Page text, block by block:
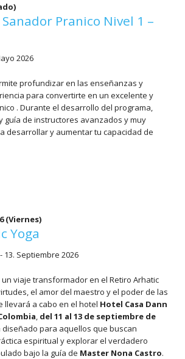
Pranico Nivel 1 –
2026
profundizar en las enseñanzas y
para convertirte en un excelente y
. Durante el desarrollo del programa,
guía de instructores avanzados y muy
desarrollar y aumentar tu capacidad de
(Viernes)
Yoga
13. Septiembre 2026
viaje transformador en el Retiro Arhatic
el amor del maestro y el poder de las
llevará a cabo en el hotel Hotel Casa Dann
del 11 al 13 de septiembre de
diseñado para aquellos que buscan
espiritual y explorar el verdadero
bajo la guía de Master Nona Castro.